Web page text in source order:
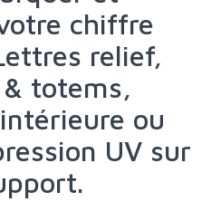
chiffre
relief,
totems,
ou
UV sur